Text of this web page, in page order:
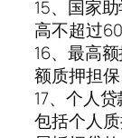
15、国家
高不超过
16、最高
额质押担保
17、个人
包括个人